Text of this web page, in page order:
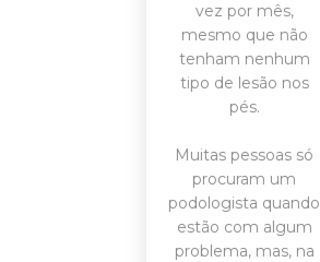
vez por mês,
mesmo que não
tenham nenhum
tipo de lesão nos
pés.
Muitas pessoas só
procuram um
podologista quando
estão com algum
problema, mas, na